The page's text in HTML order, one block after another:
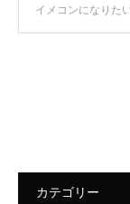
イメコンになりた
カテゴリー